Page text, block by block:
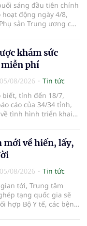
sáng đầu tiên chính
động ngày 4/8,
sản Trung ương cơ
chào đời.
khám sức
phí
05/08/2026
Tin tức
biết, tính đến 18/7,
cáo của 34/34 tỉnh,
tình hình triển khai
người, chiếm gần
cả nước đã được khám
kỳ năm nay.
mới về hiến, lấy,
05/08/2026
Tin tức
tới, Trung tâm
tạng quốc gia sẽ
hợp Bộ Y tế, các bệnh